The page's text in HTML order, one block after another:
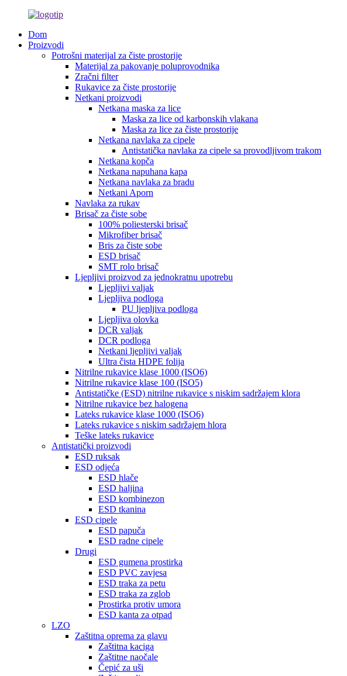
Dom
Proizvodi
Potrošni materijal za čiste prostorije
Materijal za pakovanje poluprovodnika
Zračni filter
Rukavice za čiste prostorije
Netkani proizvodi
Netkana maska ​​za lice
Maska za lice od karbonskih vlakana
Maska za lice za čiste prostorije
Netkana navlaka za cipele
Antistatička navlaka za cipele sa provodljivom trakom
Netkana kopča
Netkana napuhana kapa
Netkana navlaka za bradu
Netkani Aporn
Navlaka za rukav
Brisač za čiste sobe
100% poliesterski brisač
Mikrofiber brisač
Bris za čiste sobe
ESD brisač
SMT rolo brisač
Ljepljivi proizvod za jednokratnu upotrebu
Ljepljivi valjak
Ljepljiva podloga
PU ljepljiva podloga
Ljepljiva olovka
DCR valjak
DCR podloga
Netkani ljepljivi valjak
Ultra čista HDPE folija
Nitrilne rukavice klase 1000 (ISO6)
Nitrilne rukavice klase 100 (ISO5)
Antistatičke (ESD) nitrilne rukavice s niskim sadržajem klora
Nitrilne rukavice bez halogena
Lateks rukavice klase 1000 (ISO6)
Lateks rukavice s niskim sadržajem hlora
Teške lateks rukavice
Antistatički proizvodi
ESD ruksak
ESD odjeća
ESD hlače
ESD haljina
ESD kombinezon
ESD tkanina
ESD cipele
ESD papuča
ESD radne cipele
Drugi
ESD gumena prostirka
ESD PVC zavjesa
ESD traka za petu
ESD traka za zglob
Prostirka protiv umora
ESD kanta za otpad
LZO
Zaštitna oprema za glavu
Zaštitna kaciga
Zaštitne naočale
Čepić za uši